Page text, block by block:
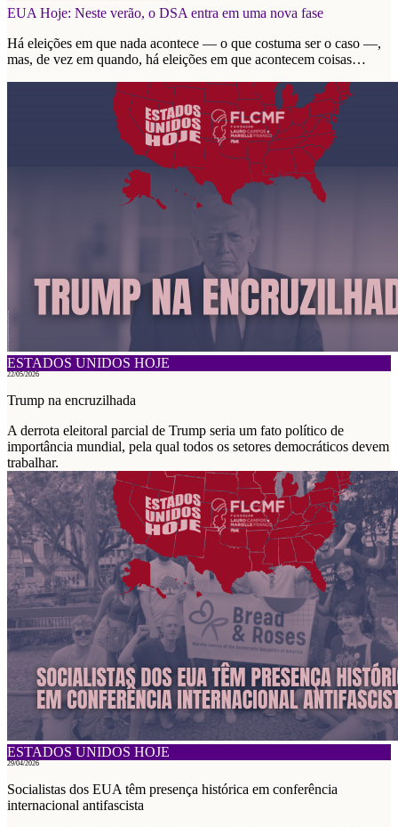
EUA Hoje: Neste verão, o DSA entra em uma nova fase
Há eleições em que nada acontece — o que costuma ser o caso —,
mas, de vez em quando, há eleições em que acontecem coisas
ESTADOS UNIDOS HOJE
22/05/2026
Trump na encruzilhada
A derrota eleitoral parcial de Trump seria um fato político de
importância mundial, pela qual todos os setores democráticos devem
trabalhar.
ESTADOS UNIDOS HOJE
29/04/2026
Socialistas dos EUA têm presença histórica em conferência
internacional antifascista